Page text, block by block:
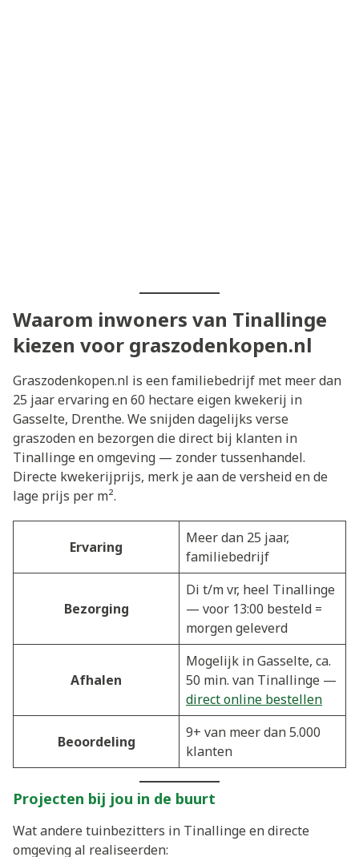
Waarom inwoners van Tinallinge
kiezen voor graszodenkopen.nl
Graszodenkopen.nl is een familiebedrijf met meer dan
25 jaar ervaring en 60 hectare eigen kwekerij in
Gasselte, Drenthe. We snijden dagelijks verse
graszoden en bezorgen die direct bij klanten in
Tinallinge en omgeving — zonder tussenhandel.
Directe kwekerijprijs, merk je aan de versheid en de
lage prijs per m².
Ervaring
Meer dan 25 jaar,
familiebedrijf
Bezorging
Di t/m vr, heel Tinallinge
— voor 13:00 besteld =
morgen geleverd
Afhalen
Mogelijk in Gasselte, ca.
50 min. van Tinallinge —
direct online bestellen
Beoordeling
9+ van meer dan 5.000
klanten
Projecten bij jou in de buurt
Wat andere tuinbezitters in Tinallinge en directe
omgeving al realiseerden: